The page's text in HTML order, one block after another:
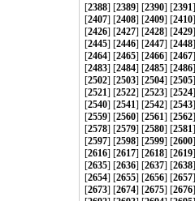
[2388] [2389] [2390] [2391
[2407] [2408] [2409] [2410
[2426] [2427] [2428] [2429
[2445] [2446] [2447] [2448
[2464] [2465] [2466] [2467
[2483] [2484] [2485] [2486
[2502] [2503] [2504] [2505
[2521] [2522] [2523] [2524
[2540] [2541] [2542] [2543
[2559] [2560] [2561] [2562
[2578] [2579] [2580] [2581
[2597] [2598] [2599] [2600
[2616] [2617] [2618] [2619
[2635] [2636] [2637] [2638
[2654] [2655] [2656] [2657
[2673] [2674] [2675] [2676